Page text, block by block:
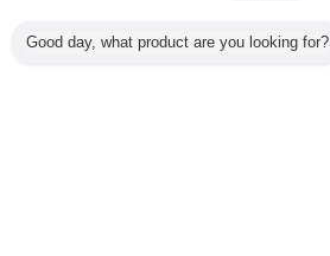
Good day, what product are you looking for?